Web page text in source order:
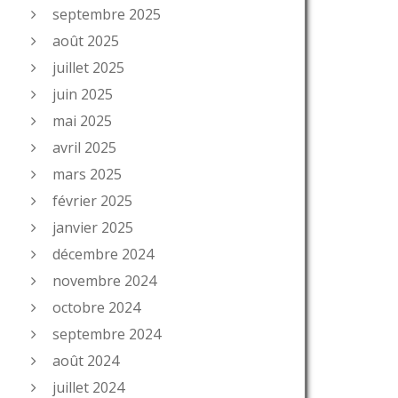
septembre 2025
août 2025
juillet 2025
juin 2025
mai 2025
avril 2025
mars 2025
février 2025
janvier 2025
décembre 2024
novembre 2024
octobre 2024
septembre 2024
août 2024
juillet 2024